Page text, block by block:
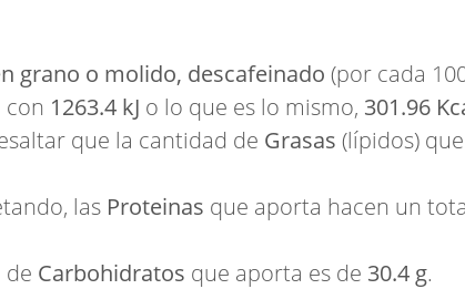
grano o molido, descafeinado (por cada
con 1263.4 kJ o lo que es lo mismo, 301.96
que la cantidad de Grasas (lípidos)
las Proteinas que aporta hacen un
de Carbohidratos que aporta es de 30.4 g.